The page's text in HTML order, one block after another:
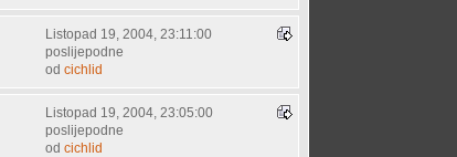
Listopad 19, 2004, 23:11:00
poslijepodne
odcichlid
Listopad 19, 2004, 23:05:00
poslijepodne
odcichlid